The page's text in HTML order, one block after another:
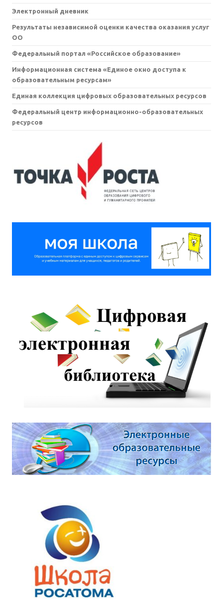
Электронный дневник
Результаты независимой оценки качества оказания услуг
ОО
Федеральный портал «Российское образование»
Информационная система «Единое окно доступа к
образовательным ресурсам»
Единая коллекция цифровых образовательных ресурсов
Федеральный центр информационно-образовательных
ресурсов